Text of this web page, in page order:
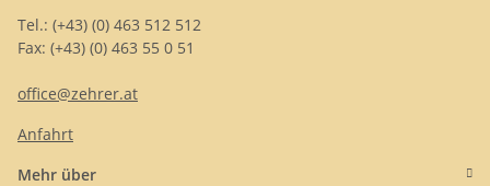
Tel.: (+43) (0) 463 512 512
Fax: (+43) (0) 463 55 0 51
office@zehrer.at
Anfahrt
Mehr über